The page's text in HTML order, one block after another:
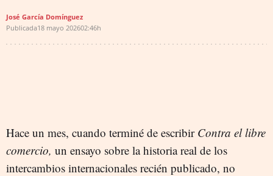
José García Domínguez
Publicada18 mayo 202602:46h
Hace un mes, cuando terminé de escribir Contra el libre
comercio, un ensayo sobre la historia real de los
intercambios internacionales recién publicado, no